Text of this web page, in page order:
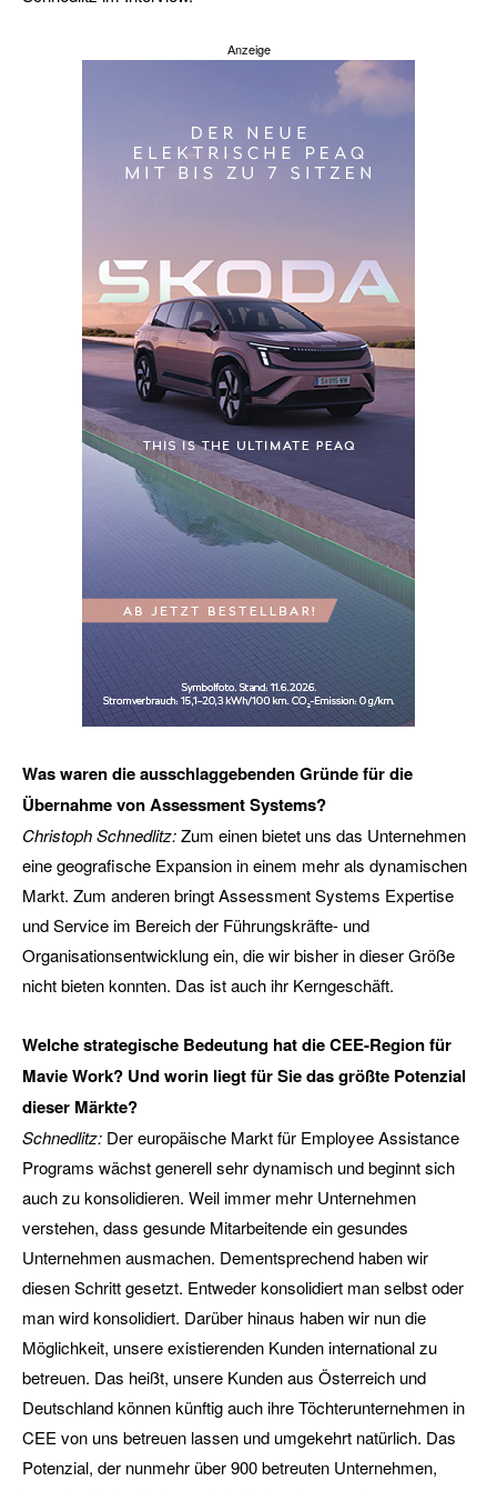
Anzeige
Was waren die ausschlaggebenden Gründe für die
Übernahme von Assessment Systems?
Christoph Schnedlitz:Zum einen bietet uns das Unternehmen
eine geografische Expansion in einem mehr als dynamischen
Markt. Zum anderen bringt Assessment Systems Expertise
und Service im Bereich der Führungskräfte- und
Organisationsentwicklung ein, die wir bisher in dieser Größe
nicht bieten konnten. Das ist auch ihr Kerngeschäft.
Welche strategische Bedeutung hat die CEE-Region für
Mavie Work? Und worin liegt für Sie das größte Potenzial
dieser Märkte?
Schnedlitz: Der europäische Markt für Employee Assistance
Programs wächst generell sehr dynamisch und beginnt sich
auch zu konsolidieren. Weil immer mehr Unternehmen
verstehen, dass gesunde Mitarbeitende ein gesundes
Unternehmen ausmachen. Dementsprechend haben wir
diesen Schritt gesetzt. Entweder konsolidiert man selbst oder
man wird konsolidiert. Darüber hinaus haben wir nun die
Möglichkeit, unsere existierenden Kunden international zu
betreuen. Das heißt, unsere Kunden aus Österreich und
Deutschland können künftig auch ihre Töchterunternehmen in
CEE von uns betreuen lassen und umgekehrt natürlich. Das
Potenzial, der nunmehr über 900 betreuten Unternehmen,